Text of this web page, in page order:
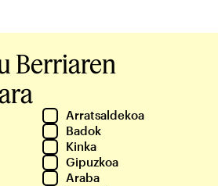
Berriaren
Arratsaldekoa
Badok
Kinka
Gipuzkoa
Araba